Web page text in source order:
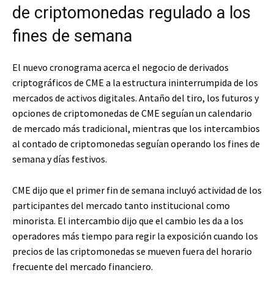
de criptomonedas regulado a los
fines de semana
El nuevo cronograma acerca el negocio de derivados
criptográficos de CME a la estructura ininterrumpida de los
mercados de activos digitales. Antaño del tiro, los futuros y
opciones de criptomonedas de CME seguían un calendario
de mercado más tradicional, mientras que los intercambios
al contado de criptomonedas seguían operando los fines de
semana y días festivos.
CME dijo que el primer fin de semana incluyó actividad de los
participantes del mercado tanto institucional como
minorista. El intercambio dijo que el cambio les da a los
operadores más tiempo para regir la exposición cuando los
precios de las criptomonedas se mueven fuera del horario
frecuente del mercado financiero.